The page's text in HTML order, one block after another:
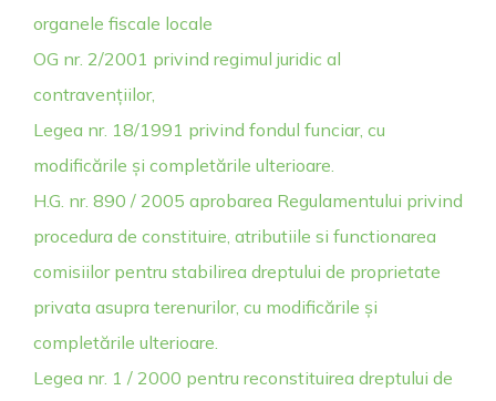
organele fiscale locale
OG nr. 2/2001 privind regimul juridic al
contravențiilor,
Legea nr. 18/1991 privind fondul funciar, cu
modificările și completările ulterioare.
H.G. nr. 890 / 2005 aprobarea Regulamentului privind
procedura de constituire, atributiile si functionarea
comisiilor pentru stabilirea dreptului de proprietate
privata asupra terenurilor, cu modificările și
completările ulterioare.
Legea nr. 1 / 2000 pentru reconstituirea dreptului de